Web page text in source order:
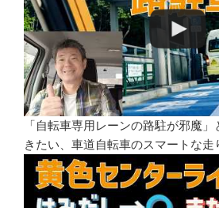
「自転車専用レーンの路駐が邪魔
きたい、車道自転車のスマートな走